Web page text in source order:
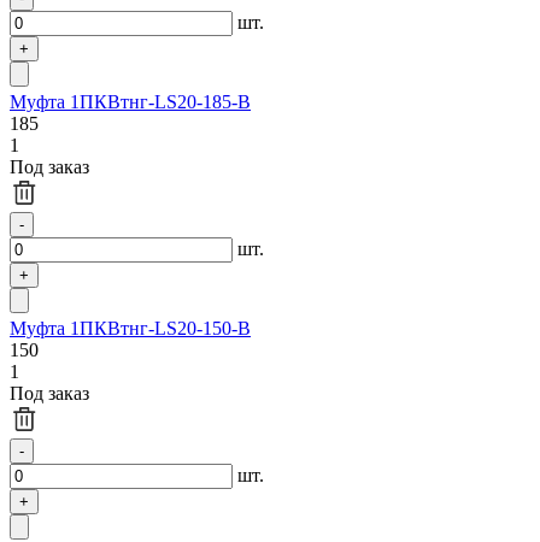
шт.
Муфта 1ПКВтнг-LS20-185-В
185
1
Под заказ
шт.
Муфта 1ПКВтнг-LS20-150-В
150
1
Под заказ
шт.